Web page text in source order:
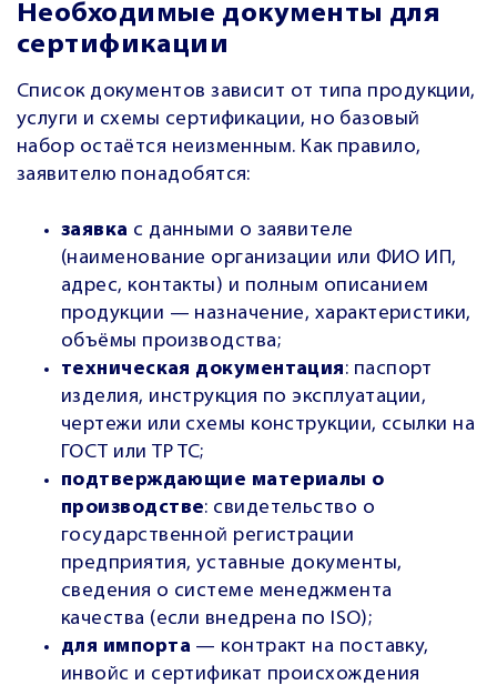
Необходимые документы для
сертификации
Список документов зависит от типа продукции,
услуги и схемы сертификации, но базовый
набор остаётся неизменным. Как правило,
заявителю понадобятся:
заявка с данными о заявителе
(наименование организации или ФИО ИП,
адрес, контакты) и полным описанием
продукции — назначение, характеристики,
объёмы производства;
техническая документация: паспорт
изделия, инструкция по эксплуатации,
чертежи или схемы конструкции, ссылки на
ГОСТ или ТР ТС;
подтверждающие материалы о
производстве: свидетельство о
государственной регистрации
предприятия, уставные документы,
сведения о системе менеджмента
качества (если внедрена по ISO);
для импорта — контракт на поставку,
инвойс и сертификат происхождения